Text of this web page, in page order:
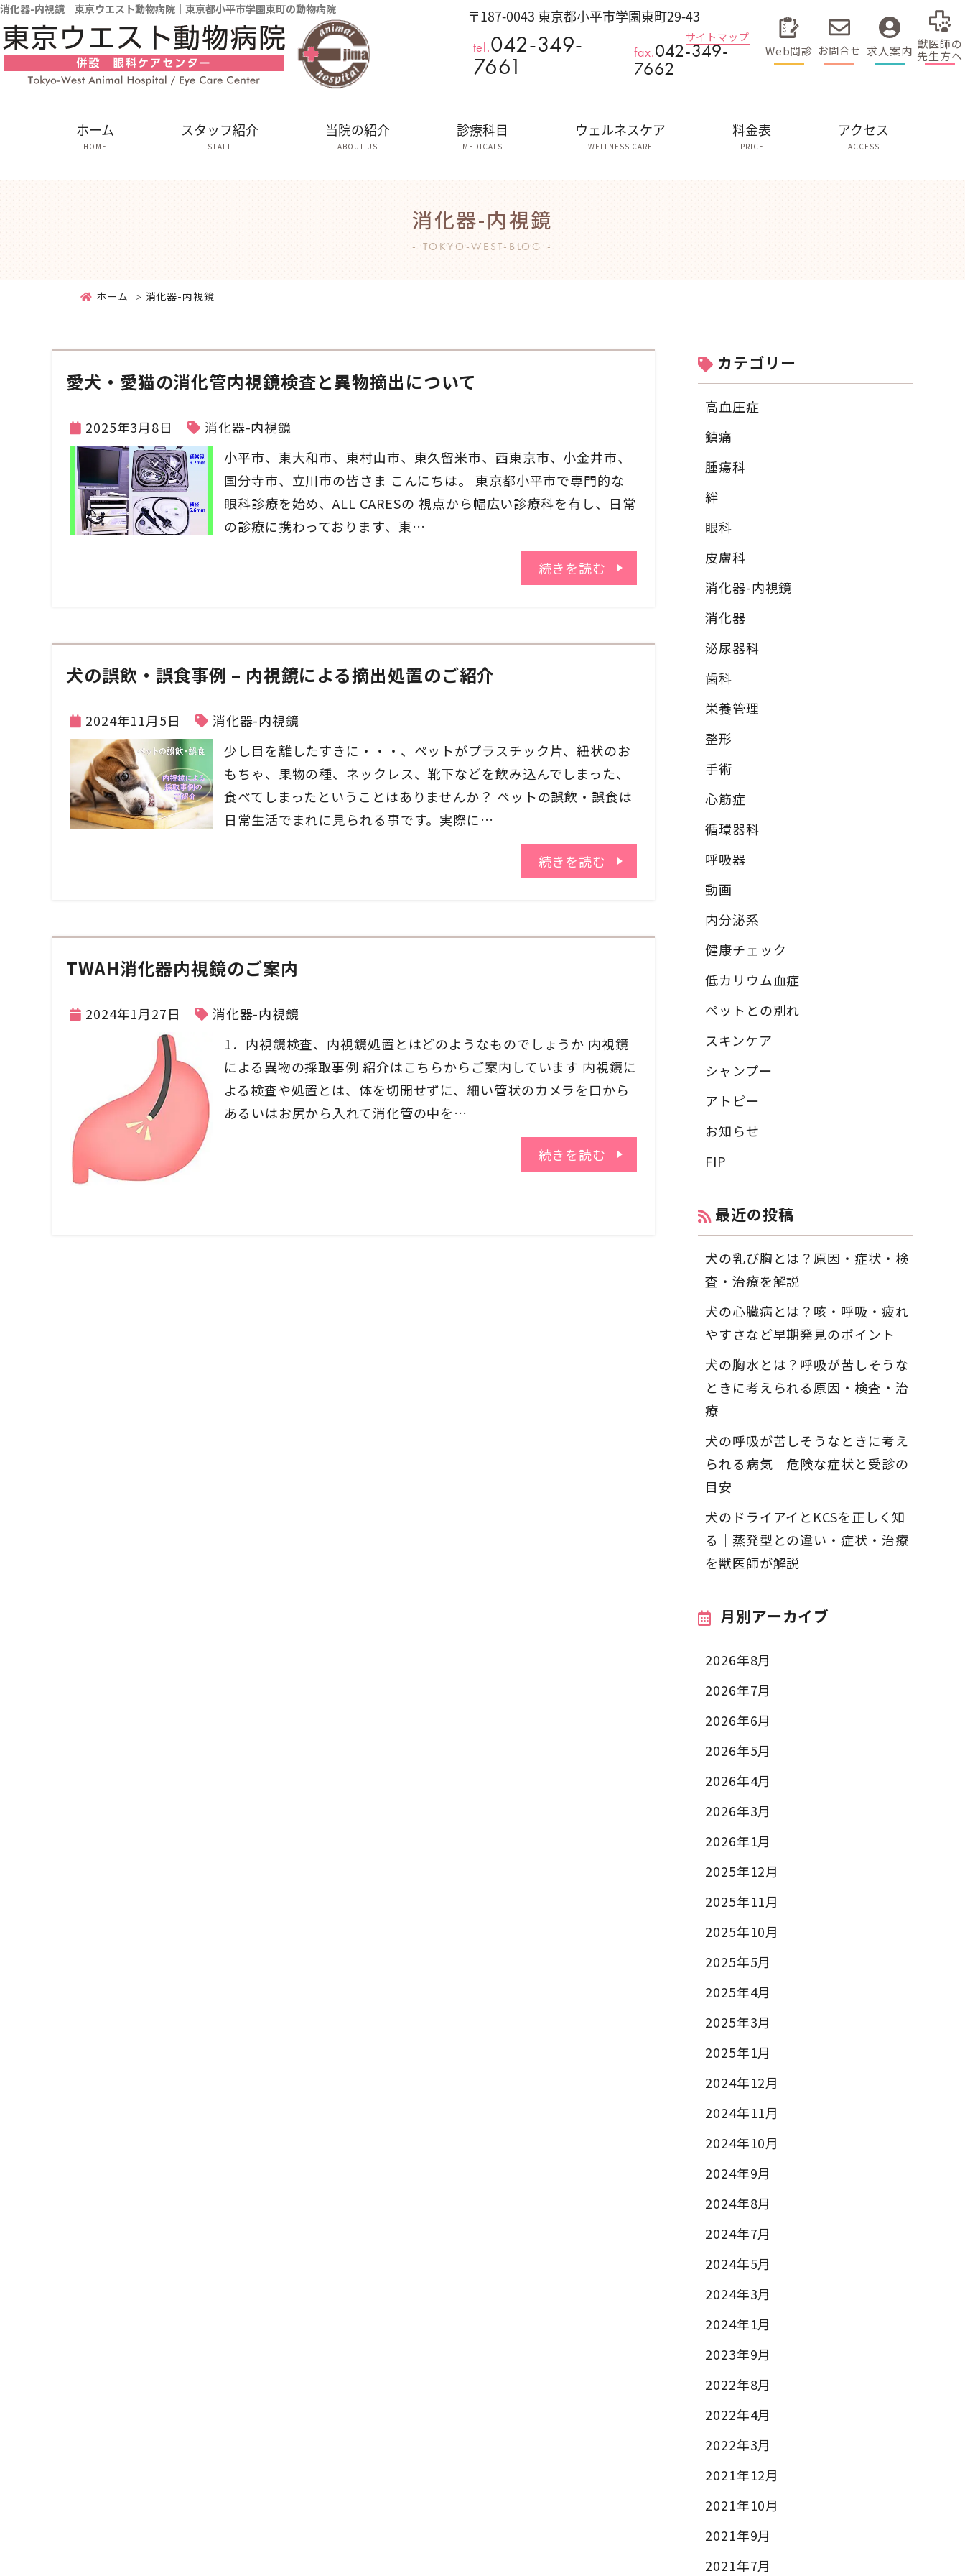
消化器-内視鏡｜東京ウエスト動物病院｜東京都小平市学園東町の動物病院 〒187-0043 東京都小平市学園東町29-43
tel.042-349-
7661
fax.042-349-
7662
Web問診 お問合せ 求人案内 獣医師の
先生方へ
サイトマップ
ホーム
HOME
スタッフ紹介
STAFF
当院の紹介
ABOUT US
診療科目
MEDICALS
ウェルネスケア
WELLNESS CARE
料金表
PRICE
アクセス
ACCESS
消化器-内視鏡
TOKYO-WEST-BLOG
ホーム 消化器-内視鏡
愛犬・愛猫の消化管内視鏡検査と異物摘出について
2025年3月8日
消化器-内視鏡
小平市、東大和市、東村山市、東久留米市、西東京市、小金井市、
国分寺市、立川市の皆さま こんにちは。 東京都小平市で専門的な
眼科診療を始め、ALL CARESの 視点から幅広い診療科を有し、日常
の診療に携わっております、東…
続きを読む
犬の誤飲・誤食事例 – 内視鏡による摘出処置のご紹介
2024年11月5日
消化器-内視鏡
少し目を離したすきに・・・、ペットがプラスチック片、紐状のお
もちゃ、果物の種、ネックレス、靴下などを飲み込んでしまった、
食べてしまったということはありませんか？ ペットの誤飲・誤食は
日常生活でまれに見られる事です。実際に…
続きを読む
TWAH消化器内視鏡のご案内
2024年1月27日
消化器-内視鏡
1．内視鏡検査、内視鏡処置とはどのようなものでしょうか 内視鏡
による異物の採取事例 紹介はこちらからご案内しています 内視鏡に
よる検査や処置とは、体を切開せずに、細い管状のカメラを口から
あるいはお尻から入れて消化管の中を…
続きを読む
カテゴリー
高血圧症
鎮痛
腫瘍科
絆
眼科
皮膚科
消化器-内視鏡
消化器
泌尿器科
歯科
栄養管理
整形
手術
心筋症
循環器科
呼吸器
動画
内分泌系
健康チェック
低カリウム血症
ペットとの別れ
スキンケア
シャンプー
アトピー
お知らせ
FIP
最近の投稿
犬の乳び胸とは？原因・症状・検
査・治療を解説
犬の心臓病とは？咳・呼吸・疲れ
やすさなど早期発見のポイント
犬の胸水とは？呼吸が苦しそうな
ときに考えられる原因・検査・治
療
犬の呼吸が苦しそうなときに考え
られる病気｜危険な症状と受診の
目安
犬のドライアイとKCSを正しく知
る｜蒸発型との違い・症状・治療
を獣医師が解説
月別アーカイブ
2026年8月
2026年7月
2026年6月
2026年5月
2026年4月
2026年3月
2026年1月
2025年12月
2025年11月
2025年10月
2025年5月
2025年4月
2025年3月
2025年1月
2024年12月
2024年11月
2024年10月
2024年9月
2024年8月
2024年7月
2024年5月
2024年3月
2024年1月
2023年9月
2022年8月
2022年4月
2022年3月
2021年12月
2021年10月
2021年9月
2021年7月